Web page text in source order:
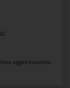
aggiornamento